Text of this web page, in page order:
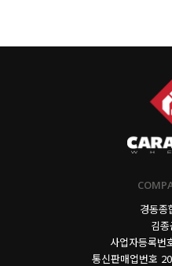
경동종
김
사업자등록번
통신판매업번호